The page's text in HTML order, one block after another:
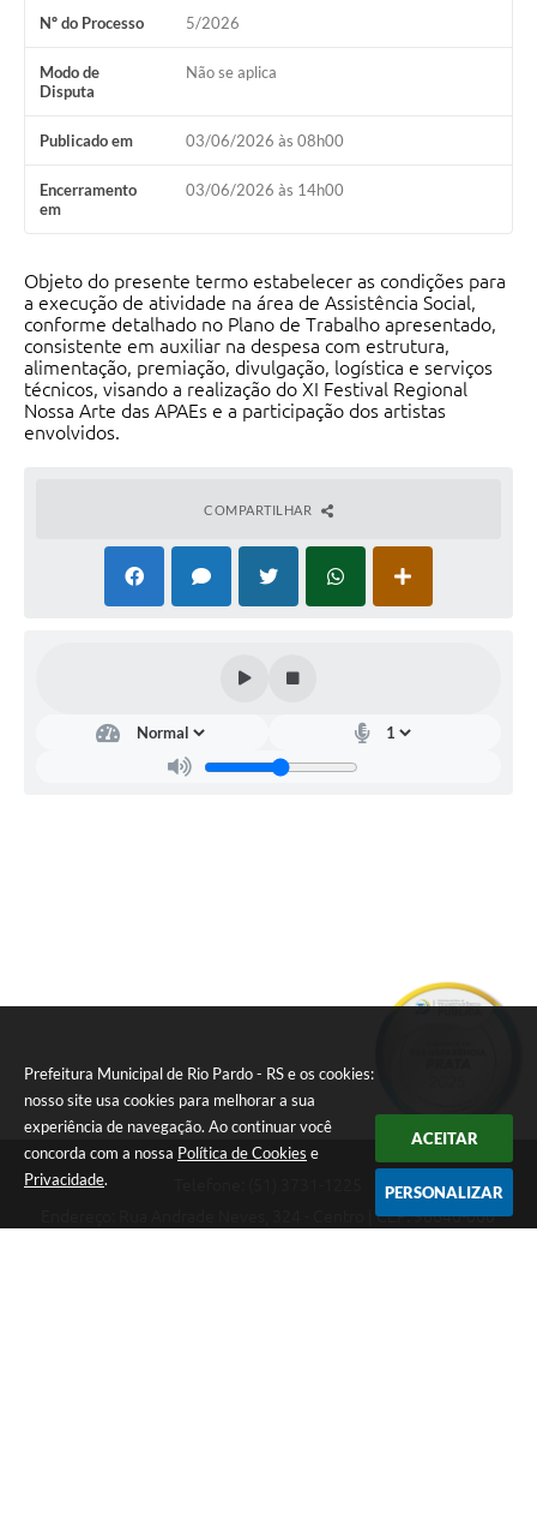
Prefeitura Municipal de Rio Pardo - RS e os cookies:
nosso site usa cookies para melhorar a sua
experiência de navegação. Ao continuar você
concorda com a nossa Política de Cookies e
Privacidade.
ACEITAR
PERSONALIZAR
Secretarias
Projetos
Contas Públicas
Legislação
Editais
Serviços Online
Telefones Úteis
Transparência
Nº do Processo 5/2026
Modo de
Disputa
Não se aplica
Publicado em 03/06/2026 às 08h00
Encerramento
em
03/06/2026 às 14h00
Objeto do presente termo estabelecer as condições para
a execução de atividade na área de Assistência Social,
conforme detalhado no Plano de Trabalho apresentado,
consistente em auxiliar na despesa com estrutura,
alimentação, premiação, divulgação, logística e serviços
técnicos, visando a realização do XI Festival Regional
Nossa Arte das APAEs e a participação dos artistas
envolvidos.
COMPARTILHAR
Endereço: Rua Andrade Neves, 324 - Centro | CEP: 96640-000